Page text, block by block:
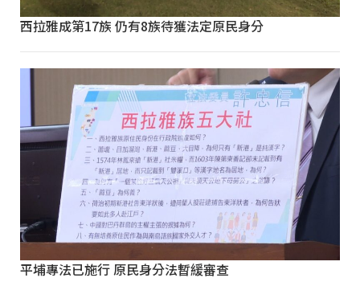
西拉雅成第17族 仍有8族待獲法定原民身分
平埔專法已施行 原民身分法暫緩審查